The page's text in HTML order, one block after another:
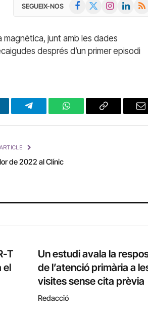
SEGUEIX-NOS Facebook InstagramLinkedIn
RSS
junt amb les dades
després d’un primer episodi
Telegram WhatsAppCopy
de 2022 al Clínic
T
el
Un estudi avala la
de l’atenció primària a
visites sense cita prèvia
Redacció